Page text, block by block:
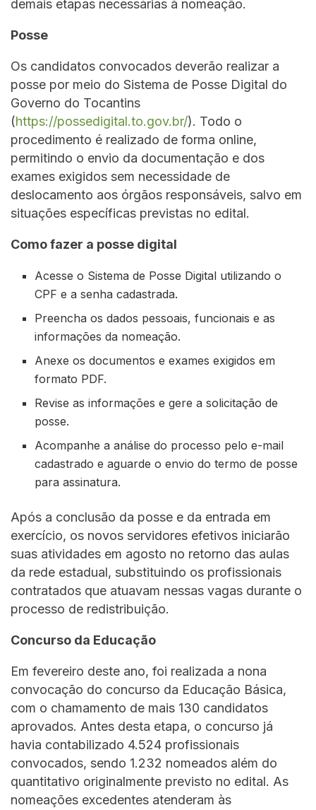
demais etapas necessárias à nomeação.
Posse
Os candidatos convocados deverão realizar a
posse por meio do Sistema de Posse Digital do
Governo do Tocantins
(https://possedigital.to.gov.br/). Todo o
procedimento é realizado de forma online,
permitindo o envio da documentação e dos
exames exigidos sem necessidade de
deslocamento aos órgãos responsáveis, salvo em
situações específicas previstas no edital.
Como fazer a posse digital
Acesse o Sistema de Posse Digital utilizando o
CPF e a senha cadastrada.
Preencha os dados pessoais, funcionais e as
informações da nomeação.
Anexe os documentos e exames exigidos em
formato PDF.
Revise as informações e gere a solicitação de
posse.
Acompanhe a análise do processo pelo e-mail
cadastrado e aguarde o envio do termo de posse
para assinatura.
Após a conclusão da posse e da entrada em
exercício, os novos servidores efetivos iniciarão
suas atividades em agosto no retorno das aulas
da rede estadual, substituindo os profissionais
contratados que atuavam nessas vagas durante o
processo de redistribuição.
Concurso da Educação
Em fevereiro deste ano, foi realizada a nona
convocação do concurso da Educação Básica,
com o chamamento de mais 130 candidatos
aprovados. Antes desta etapa, o concurso já
havia contabilizado 4.524 profissionais
convocados, sendo 1.232 nomeados além do
quantitativo originalmente previsto no edital. As
nomeações excedentes atenderam às